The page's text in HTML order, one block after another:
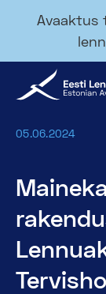
Avaaktus
05.06.2024